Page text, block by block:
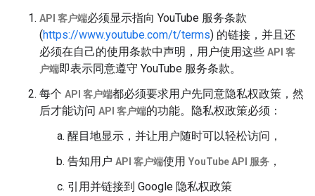
API 客户端必须显示指向 YouTube 服务条款
(https://www.youtube.com/t/terms) 的链接，并且还
必须在自己的使用条款中声明，用户使用这些 API 客
户端即表示同意遵守 YouTube 服务条款。
每个 API 客户端都必须要求用户先同意隐私权政策，然
后才能访问 API 客户端的功能。隐私权政策必须：
醒目地显示，并让用户随时可以轻松访问，
告知用户 API 客户端使用 YouTube API 服务 ，
引用并链接到 Google 隐私权政策